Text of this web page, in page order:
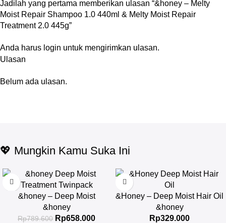
Ulasan
Belum ada ulasan.
Jadilah yang pertama memberikan ulasan “&honey – Melty
Moist Repair Shampoo 1.0 440ml & Melty Moist Repair
Treatment 2.0 445g”
Anda harus login untuk mengirimkan ulasan.
💖 Mungkin Kamu Suka Ini
&honey – Deep Moist
Treatment 445 g Twinpack
&honey
Rp789.600 Rp658.000
&Honey – Deep Moist Hair Oil
3.0 100ml
&honey
Rp329.000